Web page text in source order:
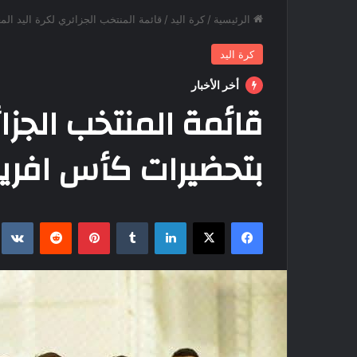
الرئيسية / كرة اليد / قائمة المنتخب الجزائري لكرة اليد
كرة اليد
أخر الأخبار
قائمة المنتخب
بتحضيرات كأس
فيسبوك ‫X لينكدإن بينتيريست